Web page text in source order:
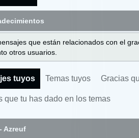
que están relacionados con el
otros usuarios.
tuyos Temas tuyos Gracias
que tu has dado en los temas
Azreuf